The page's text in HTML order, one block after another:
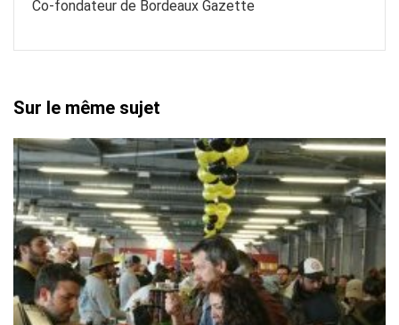
Co-fondateur de Bordeaux Gazette
Sur le même sujet